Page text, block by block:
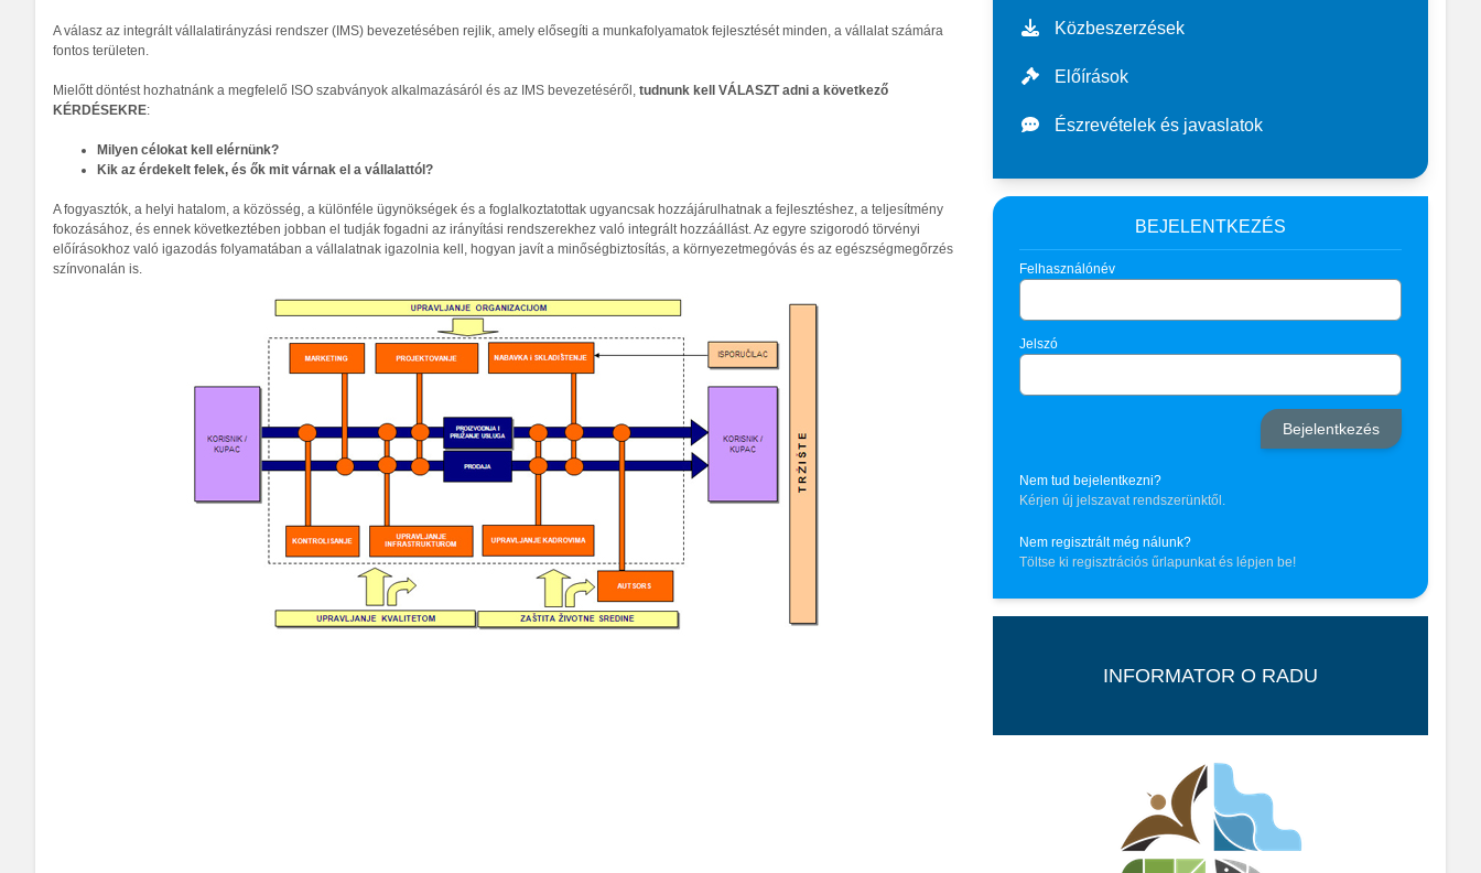
A válasz az integrált vállalatirányzási rendszer (IMS) bevezetésében rejlik, amely elősegíti a munkafolyamatok fejlesztését minden, a vállalat számára
fontos területen.
Mielőtt döntést hozhatnánk a megfelelő ISO szabványok alkalmazásáról és az IMS bevezetéséről, tudnunk kell VÁLASZT adni a következő
KÉRDÉSEKRE:
Milyen célokat kell elérnünk?
Kik az érdekelt felek, és ők mit várnak el a vállalattól?
A fogyasztók, a helyi hatalom, a közösség, a különféle ügynökségek és a foglalkoztatottak ugyancsak hozzájárulhatnak a fejlesztéshez, a teljesítmény
fokozásához, és ennek következtében jobban el tudják fogadni az irányítási rendszerekhez való integrált hozzáállást. Az egyre szigorodó törvényi
előírásokhoz való igazodás folyamatában a vállalatnak igazolnia kell, hogyan javít a minőségbiztosítás, a környezetmegóvás és az egészségmegőrzés
színvonalán is.
Közbeszerzések
Előírások
Észrevételek és javaslatok
BEJELENTKEZÉS
Felhasználónév
Jelszó
Nem tud bejelentkezni?
Kérjen új jelszavat rendszerünktől.
Nem regisztrált még nálunk?
Töltse ki regisztrációs űrlapunkat és lépjen be!
INFORMATOR O RADU